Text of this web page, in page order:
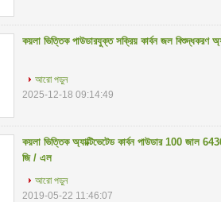
কয়লা ভিত্তিক পাউডারযুক্ত সক্রিয় কার্বন জল
আরো পড়ুন
2025-12-18 09:14:49
কয়লা ভিত্তিক অ্যাক্টিভেটেড কার্বন পাউডার 100 জাল
জি / এল
আরো পড়ুন
2019-05-22 11:46:07